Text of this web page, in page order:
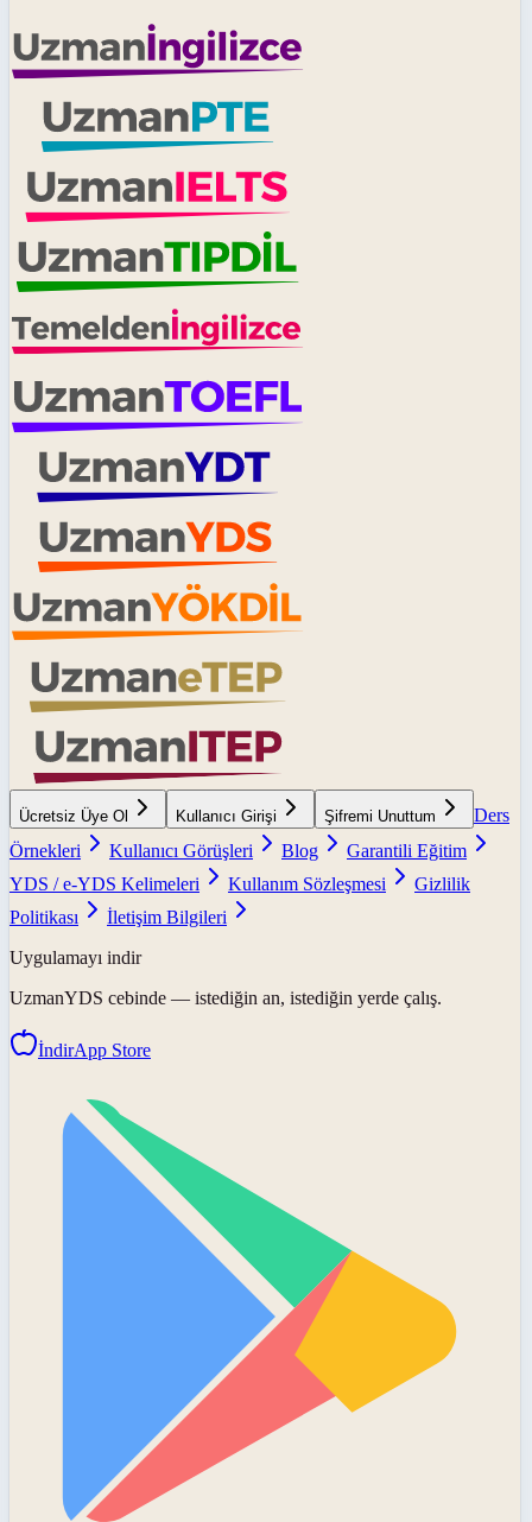
Ücretsiz Üye Ol Kullanıcı Girişi Şifremi Unuttum
Ders
Örnekleri
Kullanıcı Görüşleri Blog
Garantili Eğitim
YDS / e-YDS Kelimeleri
Kullanım Sözleşmesi
Gizlilik
Politikası
İletişim Bilgileri
Uygulamayı indir
UzmanYDS cebinde — istediğin an, istediğin yerde çalış.
İndirApp Store